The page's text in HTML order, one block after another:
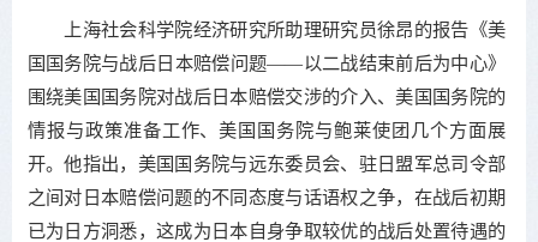
上海社会科学院经济研究所助理研究员徐昂的报告《美
国国务院与战后日本赔偿问题——以二战结束前后为中心》
围绕美国国务院对战后日本赔偿交涉的介入、美国国务院的
情报与政策准备工作、美国国务院与鲍莱使团几个方面展
开。他指出，美国国务院与远东委员会、驻日盟军总司令部
之间对日本赔偿问题的不同态度与话语权之争，在战后初期
已为日方洞悉，这成为日本自身争取较优的战后处置待遇的